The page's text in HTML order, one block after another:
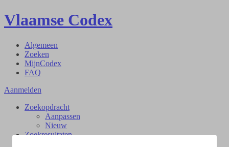
Vlaamse Codex
Algemeen
Zoeken
MijnCodex
FAQ
Aanmelden
Zoekopdracht
Aanpassen
Nieuw
Zoekresultaten